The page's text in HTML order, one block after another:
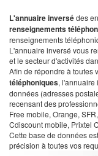
L'annuaire inversédes
renseignements
renseignements
L'annuaire inversé vous
et le secteur d'activités
Afin de répondre à toutes
téléphoniques, l'annuaire
données (adresses
recensant des
Free mobile, Orange,
Cdiscount mobile, Prixtel
Cette base de données
précision à toutes vos